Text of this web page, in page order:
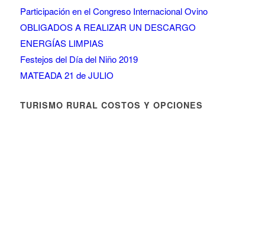
Participación en el Congreso Internacional Ovino
OBLIGADOS A REALIZAR UN DESCARGO
ENERGÍAS LIMPIAS
Festejos del Día del Niño 2019
MATEADA 21 de JULIO
TURISMO RURAL COSTOS Y OPCIONES